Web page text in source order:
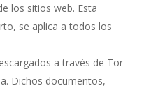
los sitios web. Esta
se aplica a todos los
a través de Tor
Dichos documentos,